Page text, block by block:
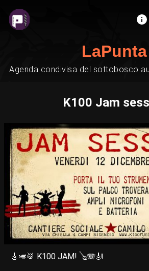
LaPunta
Agenda condivisa del sottobosco
K100 Jam
🎸🎺🥁 K100 JAM! 🪕🪗🎻